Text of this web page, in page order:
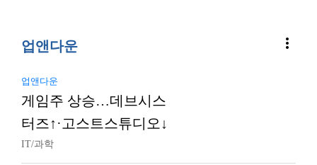
업앤다운 more_vert
업앤다운
게임주 상승…데브시스
터즈↑·고스트스튜디오↓
IT/과학